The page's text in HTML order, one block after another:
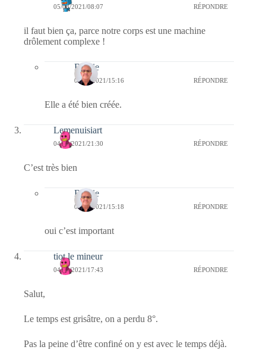
05/03/2021/08:07 RÉPONDRE
il faut bien ça, parce notre corps est une machine
drôlement complexe !
Bernie
05/03/2021/15:16 RÉPONDRE
Elle a été bien créée.
Lemenuisiart
04/03/2021/21:30 RÉPONDRE
C’est très bien
Bernie
05/03/2021/15:18 RÉPONDRE
oui c’est important
tiot le mineur
04/03/2021/17:43 RÉPONDRE
Salut,
Le temps est grisâtre, on a perdu 8°.
Pas la peine d’être confiné on y est avec le temps déjà.